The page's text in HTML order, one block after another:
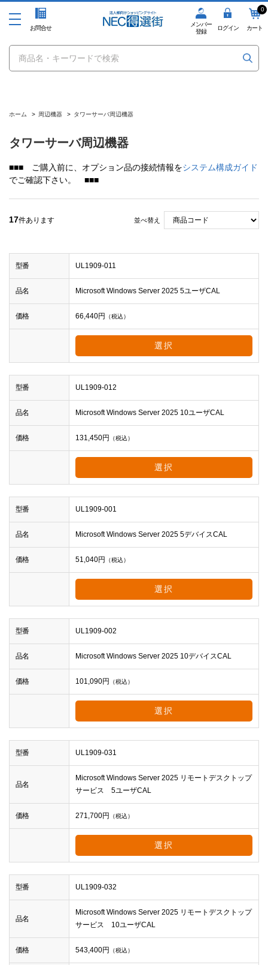
お問合せ
メンバー
登録
ログイン
0
カート
ホーム > 周辺機器 > タワーサーバ周辺機器
タワーサーバ周辺機器
■■■ ご購入前に、オプション品の接続情報をシステム構成ガイド
でご確認下さい。 ■■■
17件あります 並べ替え
型番 UL1909-011
品名 Microsoft Windows Server 2025 5ユーザCAL
価格 66,440円 （税込）
選択
型番 UL1909-012
品名 Microsoft Windows Server 2025 10ユーザCAL
価格 131,450円 （税込）
選択
型番 UL1909-001
品名 Microsoft Windows Server 2025 5デバイスCAL
価格 51,040円 （税込）
選択
型番 UL1909-002
品名 Microsoft Windows Server 2025 10デバイスCAL
価格 101,090円 （税込）
選択
型番 UL1909-031
品名
Microsoft Windows Server 2025 リモートデスクトップ
サービス 5ユーザCAL
価格 271,700円 （税込）
選択
型番 UL1909-032
品名
Microsoft Windows Server 2025 リモートデスクトップ
サービス 10ユーザCAL
価格 543,400円 （税込）